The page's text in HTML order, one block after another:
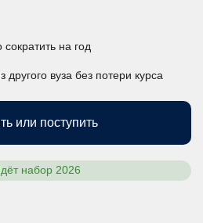
на год
вуза без потери курса
или поступить
набор 2026